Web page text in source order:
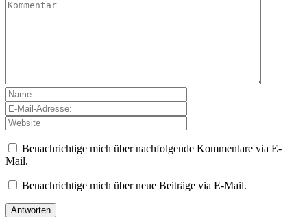
Benachrichtige mich über nachfolgende Kommentare via E-
Mail.
Benachrichtige mich über neue Beiträge via E-Mail.